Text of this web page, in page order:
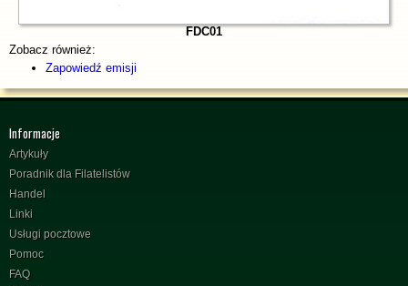
FDC01
Zobacz również:
Zapowiedź emisji
Informacje
Artykuły
Poradnik dla Filatelistów
Handel
Linki
Usługi pocztowe
Pomoc
FAQ